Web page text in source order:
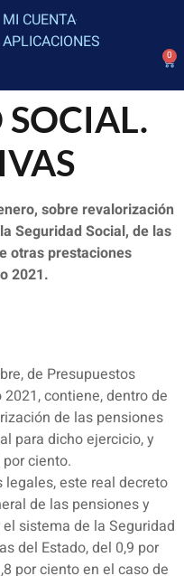
MI CUENTA
APLICACIONES
0
SOCIAL.
sobre revalorización
Seguridad Social, de las
otras prestaciones
2021.
de Presupuestos
contiene, dentro de
de las pensiones
para dicho ejercicio, y
ciento.
este real decreto
de las pensiones y
sistema de la Seguridad
del Estado, del 0,9 por
por ciento en el caso de